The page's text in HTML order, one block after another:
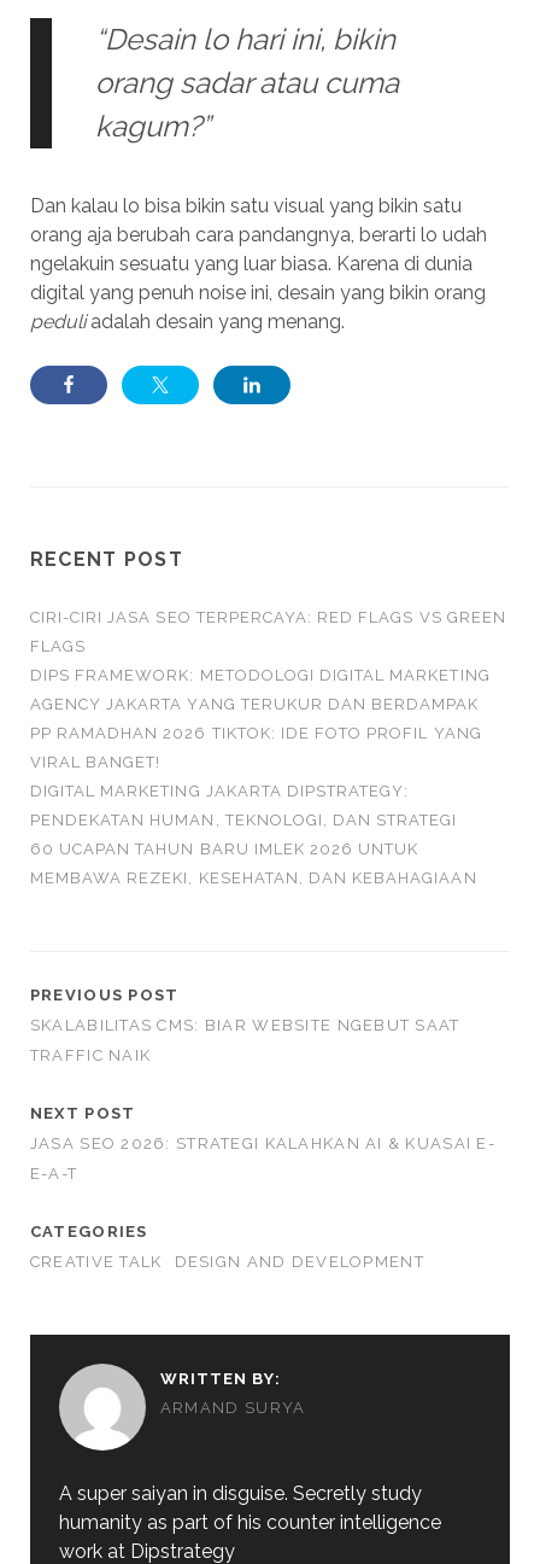
“Desain lo hari ini, bikin
orang sadar atau cuma
kagum?”
Dan kalau lo bisa bikin satu visual yang bikin satu
orang aja berubah cara pandangnya, berarti lo udah
ngelakuin sesuatu yang luar biasa. Karena di dunia
digital yang penuh noise ini, desain yang bikin orang
peduliadalah desain yang menang.
RECENT POST
CIRI-CIRI JASA SEO TERPERCAYA: RED FLAGS VS GREEN
FLAGS
DIPS FRAMEWORK: METODOLOGI DIGITAL MARKETING
AGENCY JAKARTA YANG TERUKUR DAN BERDAMPAK
PP RAMADHAN 2026 TIKTOK: IDE FOTO PROFIL YANG
VIRAL BANGET!
DIGITAL MARKETING JAKARTA DIPSTRATEGY:
PENDEKATAN HUMAN, TEKNOLOGI, DAN STRATEGI
60 UCAPAN TAHUN BARU IMLEK 2026 UNTUK
MEMBAWA REZEKI, KESEHATAN, DAN KEBAHAGIAAN
PREVIOUS POST
SKALABILITAS CMS: BIAR WEBSITE NGEBUT SAAT
TRAFFIC NAIK
NEXT POST
JASA SEO 2026: STRATEGI KALAHKAN AI & KUASAI E-
E-A-T
CATEGORIES
CREATIVE TALK
DESIGN AND DEVELOPMENT
WRITTEN BY:
ARMAND SURYA
A super saiyan in disguise. Secretly study
humanity as part of his counter intelligence
work at Dipstrategy